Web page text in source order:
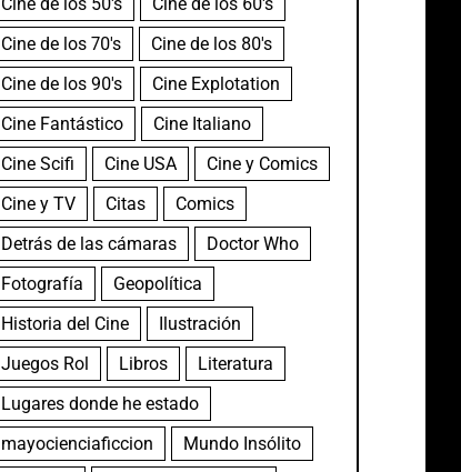
Cine de los 70's
Cine de los 80's
Cine de los 90's
Cine Explotation
Cine Fantástico
Cine Italiano
Cine Scifi
Cine USA
Cine y Comics
Cine y TV
Citas
Comics
Detrás de las cámaras
Doctor Who
Fotografía
Geopolítica
Historia del Cine
Ilustración
Juegos Rol
Libros
Literatura
Lugares donde he estado
mayocienciaficcion
Mundo Insólito